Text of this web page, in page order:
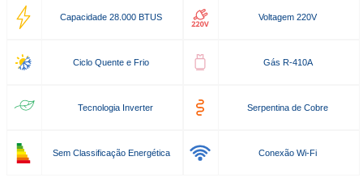
Capacidade 28.000 BTUS Voltagem 220V
Ciclo Quente e Frio Gás R-410A
Tecnologia Inverter Serpentina de Cobre
Sem Classificação Energética Conexão Wi-Fi